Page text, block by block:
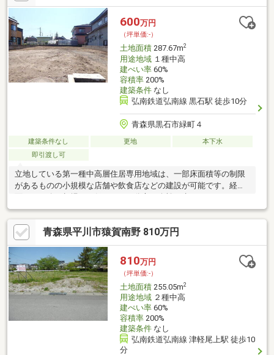
600万円
（坪単価:-）
土地面積287.67m2
用途地域１種中高
建ぺい率60%
容積率200%
建築条件なし
弘南鉄道弘南線 黒石駅 徒歩10分
青森県黒石市緑町４
建築条件なし 更地
本下水
即引渡し可
立地している第一種中高層住居専用地域は、一部床面積等の制限
があるものの小規模な店舗や飲食店などの建設が可能です。経済
面での圧迫が相場より低く、その分心に余裕が生まれる600万円
の土地です。接道10メートル以上あると非常時にも役立ちます。
土地面積は287.67㎡(公簿)でございます。駅から徒歩10分圏内に
立地しています。住宅用地なので、新しい住まいの場所としてお
すすめです。坂道がなく普段の移動も負担がかかりにくい平坦地
青森県平川市猿賀南野 810万円
810万円
（坪単価:-）
土地面積255.05m2
用途地域２種中高
建ぺい率60%
容積率200%
建築条件なし
弘南鉄道弘南線 津軽尾上駅 徒歩10
分